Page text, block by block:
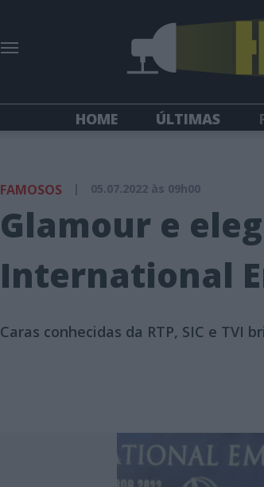
HOME ÚLTIMAS
FAMOSOS | 05.07.2022 às 09h00
Glamour e
International
Caras conhecidas da RTP, SIC e TVI